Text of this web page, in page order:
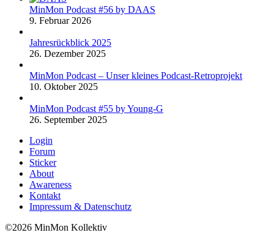
MinMon Podcast #56 by DAAS
9. Februar 2026
Jahresrückblick 2025
26. Dezember 2025
MinMon Podcast – Unser kleines Podcast-Retroprojekt
10. Oktober 2025
MinMon Podcast #55 by Young-G
26. September 2025
Login
Forum
Sticker
About
Awareness
Kontakt
Impressum & Datenschutz
©2026 MinMon Kollektiv